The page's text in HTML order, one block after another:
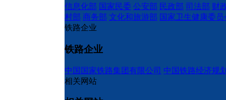
信息化部 国家民委 公安部 民政部 司法部 财
村部 商务部 文化和旅游部 国家卫生健康委员
铁路企业
铁路企业
中国国家铁路集团有限公司 中国铁路经济规
相关网站